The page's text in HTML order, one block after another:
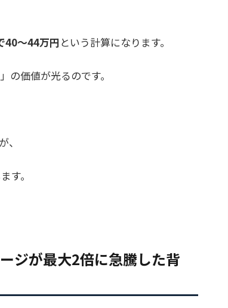
40〜44万円 という計算になります。
の価値が光るのです。
、
す。
ジが最大2倍に急騰した背